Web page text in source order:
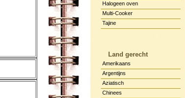
Halogeen oven
Multi-Cooker
Tajine
Land gerecht
Amerikaans
Argentijns
Aziatisch
Chinees